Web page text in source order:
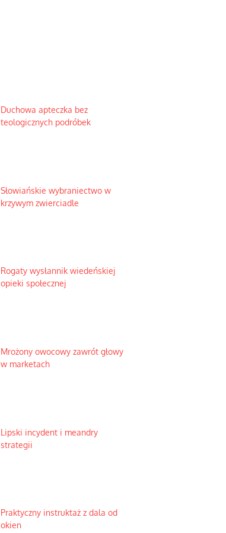
Duchowa apteczka bez
teologicznych podróbek
Słowiańskie wybraniectwo w
krzywym zwierciadle
Rogaty wysłannik wiedeńskiej
opieki społecznej
Mrożony owocowy zawrót głowy
w marketach
Lipski incydent i meandry
strategii
Praktyczny instruktaż z dala od
okien